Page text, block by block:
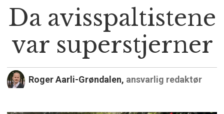
Da avisspaltistene
var superstjerner
Roger Aarli-Grøndalen, ansvarlig redaktør